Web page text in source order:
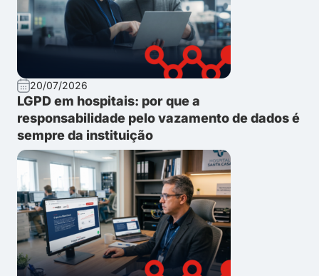
20/07/2026
LGPD em hospitais: por que a
responsabilidade pelo vazamento de dados é
sempre da instituição